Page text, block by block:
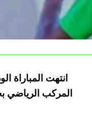
انتهت المباراة